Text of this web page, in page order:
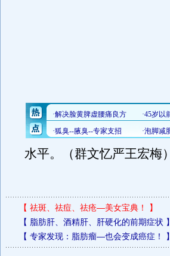
水平。（群文忆严王宏梅）
【 祛斑、祛痘、祛疮—美女宝典！ 】
【 脂肪肝、酒精肝、肝硬化的前期症状 】
【 专家发现：脂肪瘤—也会变成癌症！ 】